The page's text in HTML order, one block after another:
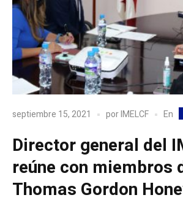
septiembre 15, 2021 porIMELCF En
Director general del
reúne con miembros
Thomas Gordon